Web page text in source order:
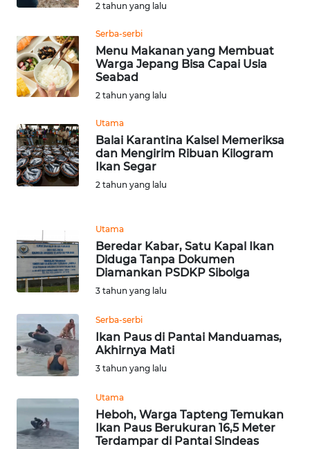
2 tahun yang lalu
Serba-serbi
Menu Makanan yang Membuat
Warga Jepang Bisa Capai Usia
Seabad
2 tahun yang lalu
Utama
Balai Karantina Kalsel Memeriksa
dan Mengirim Ribuan Kilogram
Ikan Segar
2 tahun yang lalu
Utama
Beredar Kabar, Satu Kapal Ikan
Diduga Tanpa Dokumen
Diamankan PSDKP Sibolga
3 tahun yang lalu
Serba-serbi
Ikan Paus di Pantai Manduamas,
Akhirnya Mati
3 tahun yang lalu
Utama
Heboh, Warga Tapteng Temukan
Ikan Paus Berukuran 16,5 Meter
Terdampar di Pantai Sindeas
WN
BABEL
SUMBAR
WN
SUMSEL
BENGKULU
WN
LAMPUNG
WN
JATENG
WN
WN
JOGJA